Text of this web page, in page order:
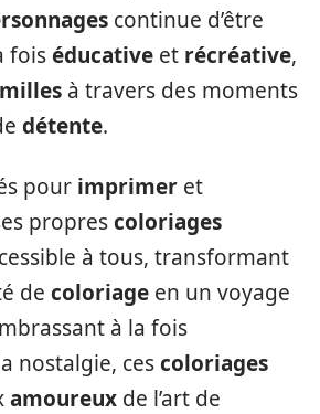
continue d’être
foiséducative et récréative,
à travers des moments
détente.
pour imprimer et
proprescoloriages
à tous, transformant
de coloriage en un voyage
à la fois
nostalgie, cescoloriages
amoureux de l’art de